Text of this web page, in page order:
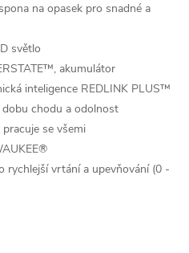
na opasek pro snadné a
světlo
akumulátor
inteligence REDLINK PLUS™
chodu a odolnost
se všemi
rychlejší vrtání a upevňování (0 -